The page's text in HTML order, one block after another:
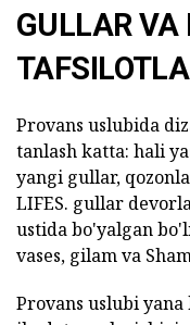
GULLAR VA
Provans uslubida
tanlash katta: hali
yangi gullar,
LIFES. gullar
ustida bo'yalgan
vases, gilam va
Provans uslubi